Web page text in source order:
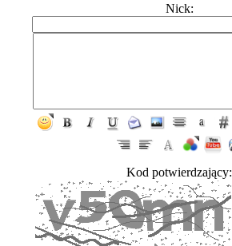
Nick:
Kod potwierdzający: